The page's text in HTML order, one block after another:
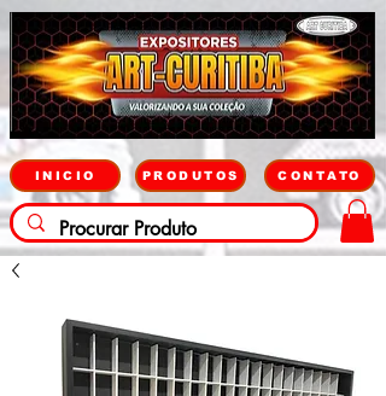
INICIO PRODUTOS CONTATO